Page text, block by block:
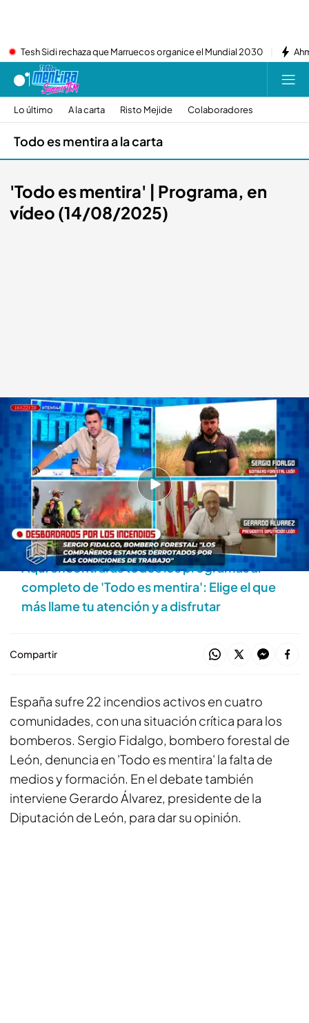
Tesh Sidi rechaza que Marruecos organice el Mundial 2030
Lo último A la carta Risto Mejide Colaboradores
Todo es mentira a la carta
'Todo es mentira' | Programa, en
vídeo (14/08/2025)
Programa completo.'Todo es mentira'
Todo es mentira
14 AGO 2025 - 19:15h.
Ya puedes ver el programa completo del 14 de
agosto de 2025 ¡Dale al play y entérate de la
actualidad!
Aquí encontrarás todos los programas al
completo de 'Todo es mentira': Elige el que
más llame tu atención y a disfrutar
Compartir
España sufre 22 incendios activos en cuatro
comunidades, con una situación crítica para los
bomberos. Sergio Fidalgo, bombero forestal de
León, denuncia en 'Todo es mentira' la falta de
medios y formación. En el debate también
interviene Gerardo Álvarez, presidente de la
Diputación de León, para dar su opinión.